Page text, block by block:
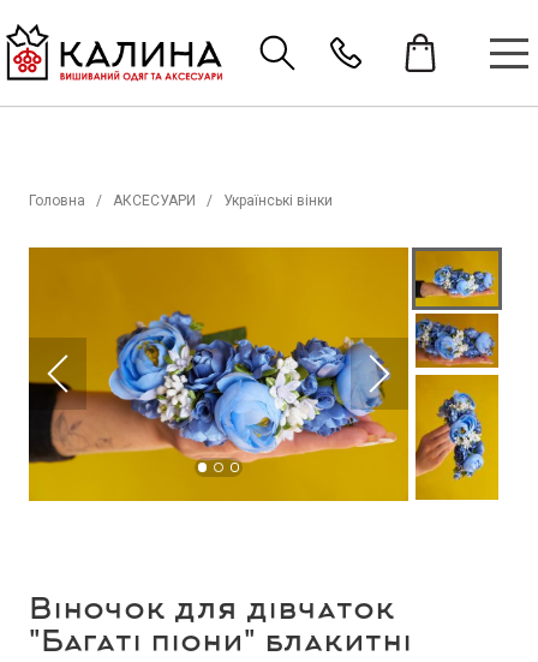
Головна АКСЕСУАРИ Українські вінки
Віночок для дівчаток
"Багаті піони" блакитні